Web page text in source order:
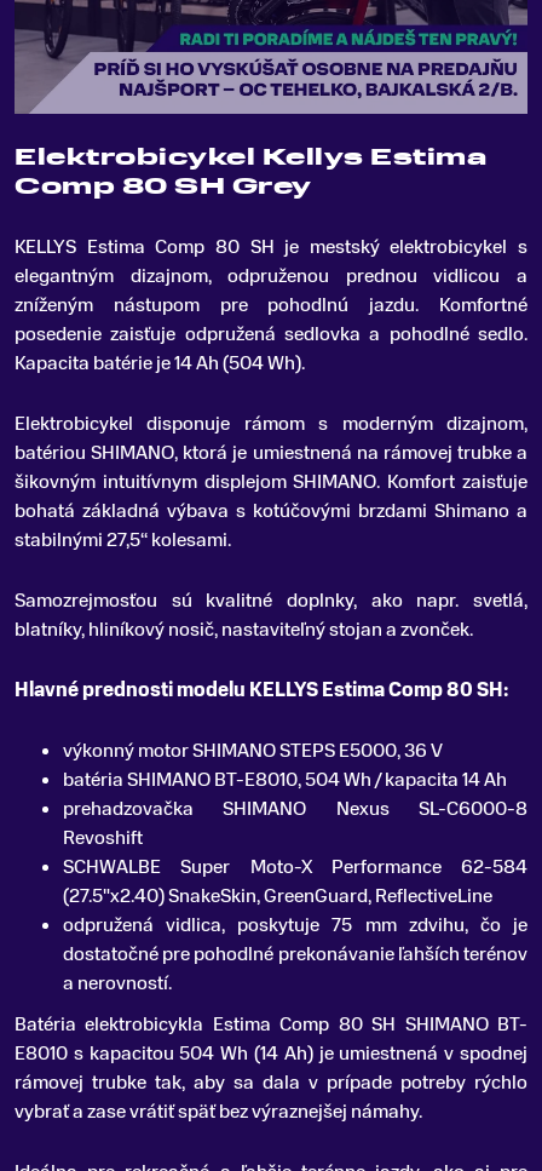
Elektrobicykel Kellys Estima
Comp 80 SH Grey
KELLYS Estima Comp 80 SH je mestský elektrobicykel s
elegantným dizajnom, odpruženou prednou vidlicou a
zníženým nástupom pre pohodlnú jazdu. Komfortné
posedenie zaisťuje odpružená sedlovka a pohodlné sedlo.
Kapacita batérie je 14 Ah (504 Wh).
Elektrobicykel disponuje rámom s moderným dizajnom,
batériou SHIMANO, ktorá je umiestnená na rámovej trubke a
šikovným intuitívnym displejom SHIMANO. Komfort zaisťuje
bohatá základná výbava s kotúčovými brzdami Shimano a
stabilnými 27,5“ kolesami.
Samozrejmosťou sú kvalitné doplnky, ako napr. svetlá,
blatníky, hliníkový nosič, nastaviteľný stojan a zvonček.
Hlavné prednosti modelu KELLYS Estima Comp 80 SH:
výkonný motor SHIMANO STEPS E5000, 36 V
batéria SHIMANO BT-E8010, 504 Wh / kapacita 14 Ah
prehadzovačka SHIMANO Nexus SL-C6000-8
Revoshift
SCHWALBE Super Moto-X Performance 62-584
(27.5"x2.40) SnakeSkin, GreenGuard, ReflectiveLine
odpružená vidlica, poskytuje 75 mm zdvihu, čo je
dostatočné pre pohodlné prekonávanie ľahších terénov
a nerovností.
Batéria elektrobicykla Estima Comp 80 SH SHIMANO BT-
E8010 s kapacitou 504 Wh (14 Ah) je umiestnená v spodnej
rámovej trubke tak, aby sa dala v prípade potreby rýchlo
vybrať a zase vrátiť späť bez výraznejšej námahy.